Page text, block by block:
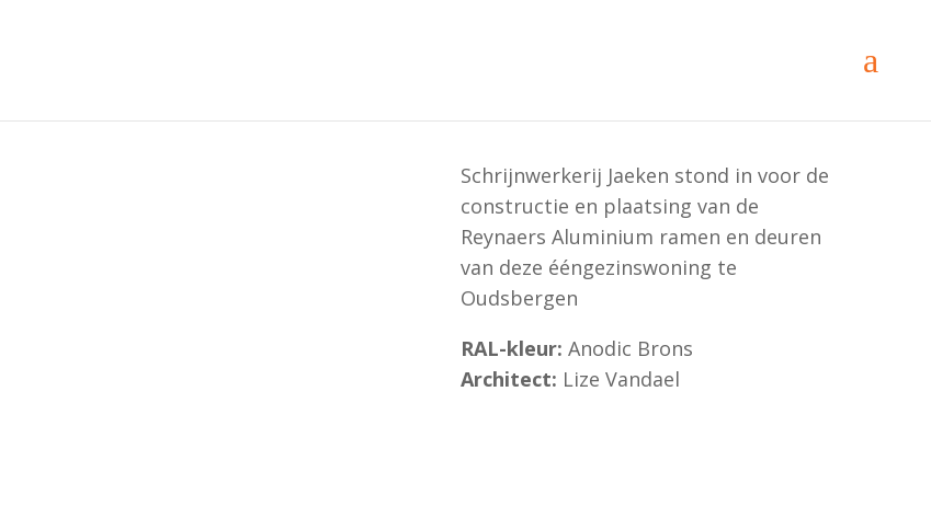
Schrijnwerkerij Jaeken stond in voor de
constructie en plaatsing van de
Reynaers Aluminium ramen en deuren
van deze ééngezinswoning te
Oudsbergen
RAL-kleur: Anodic Brons
Architect: Lize Vandael